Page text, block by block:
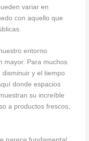
variar en
con aquello que
entorno
mayor. Para muchos
y el tiempo
donde espacios
su increíble
a productos frescos,
parece fundamental,